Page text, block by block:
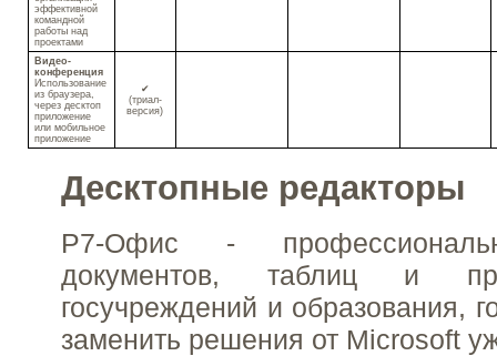
эффективной
командной
работы над
проектами
Видео-
конференция
Использование
из браузера,
через десктоп
приложение
или мобильное
приложение
✔
(триал-
версия)
Десктопные редакторы
Р7-Офис -
документов, таблиц и
госучреждений и образования,
заменить решения от Microsoft